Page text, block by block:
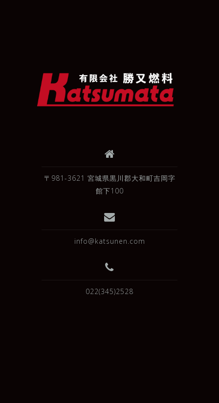
〒981-3621 宮城県黒川郡大和町吉岡字
館下100
info@katsunen.com
022(345)2528